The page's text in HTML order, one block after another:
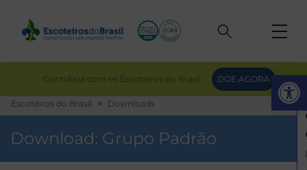
Contribua com os Escoteiros do Brasil DOE AGORA
Escoteiros do Brasil Downloads
Download: Grupo Padrão